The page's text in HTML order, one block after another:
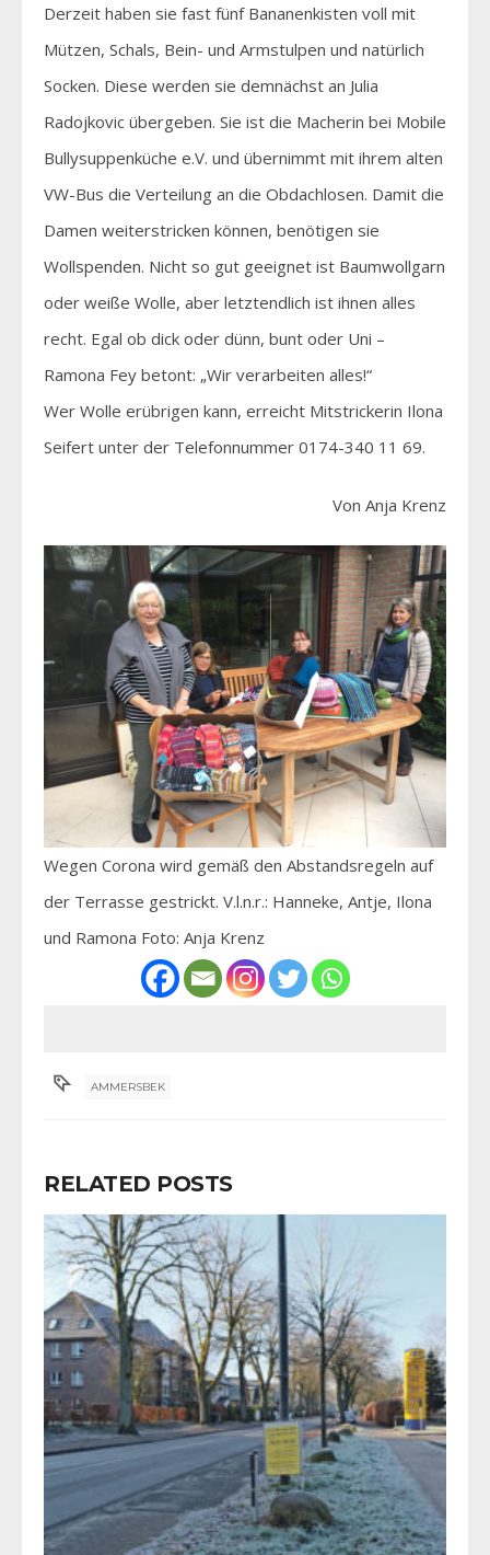
Derzeit haben sie fast fünf Bananenkisten voll mit
Mützen, Schals, Bein- und Armstulpen und natürlich
Socken. Diese werden sie demnächst an Julia
Radojkovic übergeben. Sie ist die Macherin bei Mobile
Bullysuppenküche e.V. und übernimmt mit ihrem alten
VW-Bus die Verteilung an die Obdachlosen. Damit die
Damen weiterstricken können, benötigen sie
Wollspenden. Nicht so gut geeignet ist Baumwollgarn
oder weiße Wolle, aber letztendlich ist ihnen alles
recht. Egal ob dick oder dünn, bunt oder Uni –
Ramona Fey betont: „Wir verarbeiten alles!“
Wer Wolle erübrigen kann, erreicht Mitstrickerin Ilona
Seifert unter der Telefonnummer 0174-340 11 69.
Von Anja Krenz
Wegen Corona wird gemäß den Abstandsregeln auf
der Terrasse gestrickt. V.l.n.r.: Hanneke, Antje, Ilona
und Ramona Foto: Anja Krenz
AMMERSBEK
RELATED POSTS